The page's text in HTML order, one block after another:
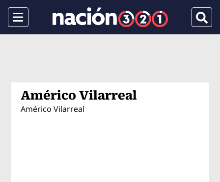
Menu
Américo Vilarreal
Américo Vilarreal